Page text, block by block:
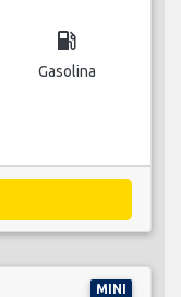
local_gas_station
Gasolina
MINI